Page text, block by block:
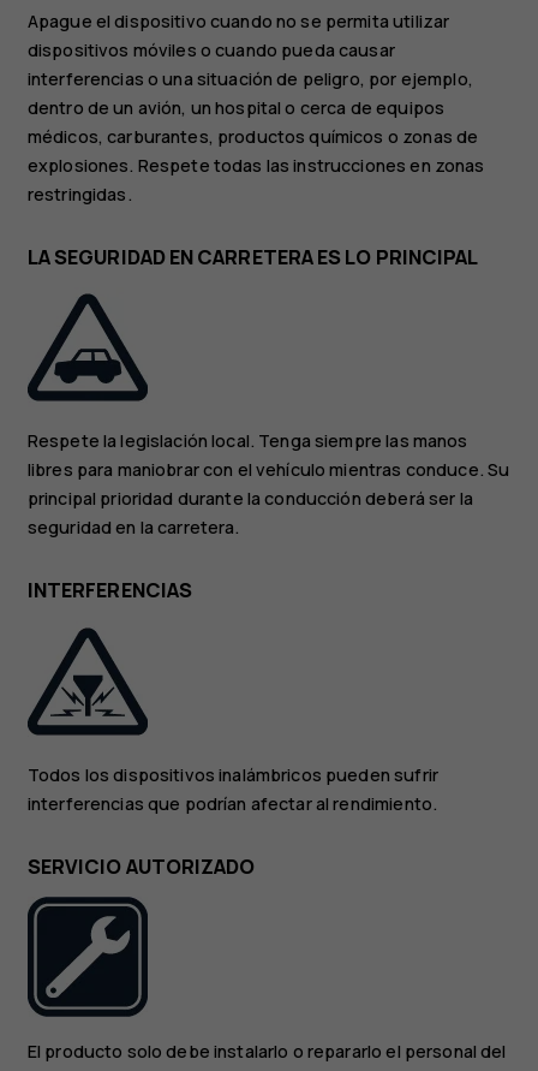
Apague el dispositivo cuando no se permita utilizar
dispositivos móviles o cuando pueda causar
interferencias o una situación de peligro, por ejemplo,
dentro de un avión, un hospital o cerca de equipos
médicos, carburantes, productos químicos o zonas de
explosiones. Respete todas las instrucciones en zonas
restringidas.
LA SEGURIDAD EN CARRETERA ES LO PRINCIPAL
Respete la legislación local. Tenga siempre las manos
libres para maniobrar con el vehículo mientras conduce. Su
principal prioridad durante la conducción deberá ser la
seguridad en la carretera.
INTERFERENCIAS
Todos los dispositivos inalámbricos pueden sufrir
interferencias que podrían afectar al rendimiento.
SERVICIO AUTORIZADO
El producto solo debe instalarlo o repararlo el personal del